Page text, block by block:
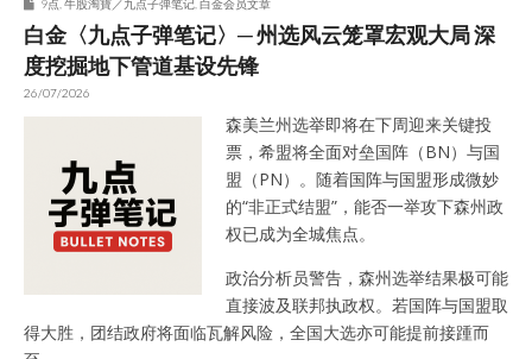
9点 牛股淘寶／九点子弹笔记 白金会员文章
白金〈九点子弹笔记〉─ 州选风云笼罩宏观大局 深
度挖掘地下管道基设先锋
26/07/2026
森美兰州选举即将在下周迎来关键投
票，希盟将全面对垒国阵（BN）与国
盟（PN）。随着国阵与国盟形成微妙
的“非正式结盟”，能否一举攻下森州政
权已成为全城焦点。
政治分析员警告，森州选举结果极可能
直接波及联邦执政权。若国阵与国盟取
得大胜，团结政府将面临瓦解风险，全国大选亦可能提前接踵而